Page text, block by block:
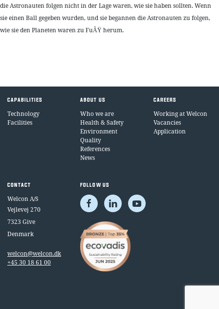
die Astronauten folgen nicht in der Lage waren, wie sie haben sollten. Wenn
sie einen Ball gegeben wurden, und sie begannen die Astronauten zu folgen,
wie sie den Planeten waren zu FuÃŸ herum.
CAPABILITIES
Technology
Facilities
ABOUT US
Who we are
Health & Safety
Environment
Quality
References
News
CAREERS
Working at Welcon
Vacancies
Application
CONTACT
Welcon A/S
Vejlevej 270
7323 Give
Denmark
welcon@welcon.dk
+45 30 18 61 00
FOLLOW US